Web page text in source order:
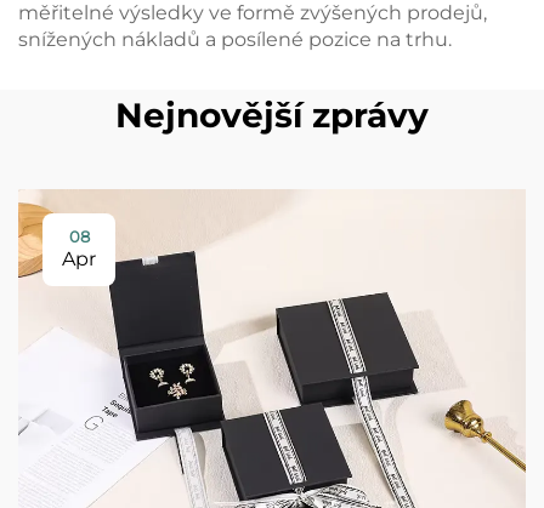
měřitelné výsledky ve formě zvýšených prodejů,
snížených nákladů a posílené pozice na trhu.
Nejnovější zprávy
08
Apr